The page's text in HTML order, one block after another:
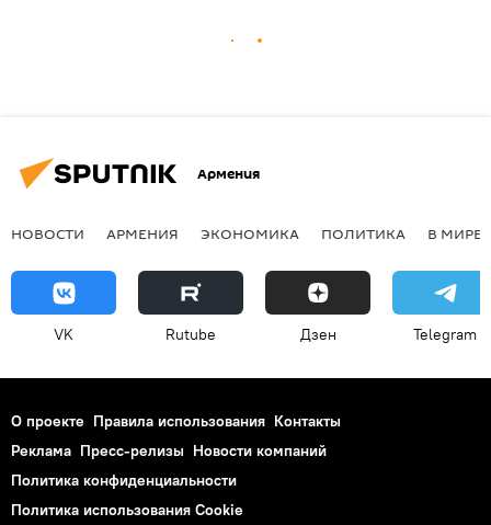
Армения
НОВОСТИ АРМЕНИЯ ЭКОНОМИКА ПОЛИТИКА В МИРЕ
VK Rutube Дзен Telegram
О проекте Правила использования Контакты
Реклама Пресс-релизы Новости компаний
Политика конфиденциальности
Политика использования Cookie